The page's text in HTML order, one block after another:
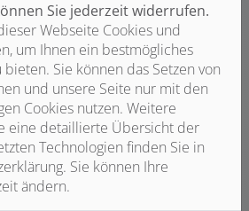
vom Fachmann
Markenprodukte
umfassenden Garantie- und
für Sie die Installation,
Sie jederzeit widerrufen.
Webseite Cookies und
um Ihnen ein bestmögliches
Sie können das Setzen von
und unsere Seite nur mit den
Cookies nutzen. Weitere
eine detaillierte Übersicht der
Technologien finden Sie in
Sie können Ihre
ändern.